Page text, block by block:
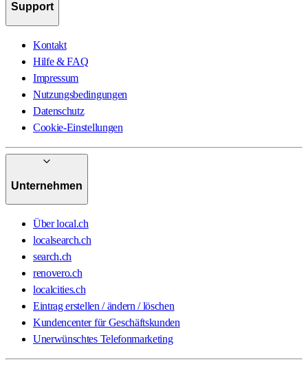
Support
Kontakt
Hilfe & FAQ
Impressum
Nutzungsbedingungen
Datenschutz
Cookie-Einstellungen
Unternehmen
Über local.ch
localsearch.ch
search.ch
renovero.ch
localcities.ch
Eintrag erstellen / ändern / löschen
Kundencenter für Geschäftskunden
Unerwünschtes Telefonmarketing